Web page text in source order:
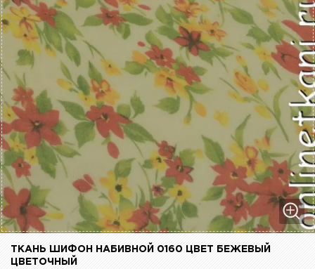
ТКАНЬ ШИФОН НАБИВНОЙ 0160 ЦВЕТ БЕЖЕВЫЙ
ЦВЕТОЧНЫЙ